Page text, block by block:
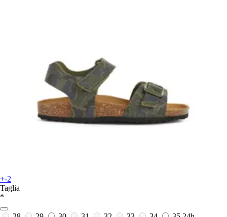
+-2
Taglia
*